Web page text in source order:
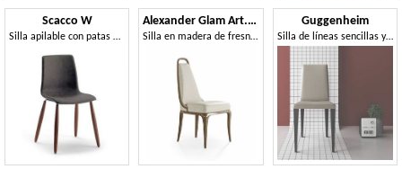
Scacco W
Silla apilable con patas de madera
Alexander Glam Art. A13
Silla en madera de fresno pulida, asiento y respaldo acolchados.
Guggenheim
Silla de líneas sencillas y elegantes.